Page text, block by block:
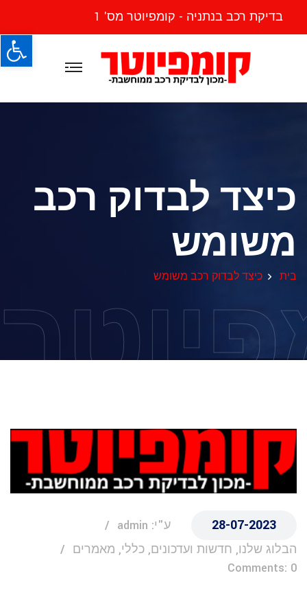
בדיקת רכב בנתניה - קומפיוטר מס' 1
כיצד לבדוק רכב
משומש
בית כיצד לבדוק רכב משומש
28-07-2023
ע"י: admin
הבלוג שלנו, חדשות ועדכונים, כללי, מאמרים
Comments: 0